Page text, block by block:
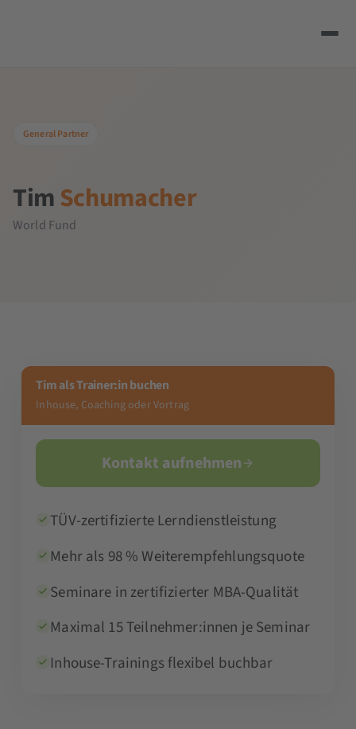
General Partner
TimSchumacher
World Fund
Tim als Trainer:in buchen
Inhouse, Coaching oder Vortrag
Kontakt aufnehmen
TÜV-zertifizierte Lerndienstleistung
Mehr als 98 % Weiterempfehlungsquote
Seminare in zertifizierter MBA-Qualität
Maximal 15 Teilnehmer:innen je Seminar
Inhouse-Trainings flexibel buchbar